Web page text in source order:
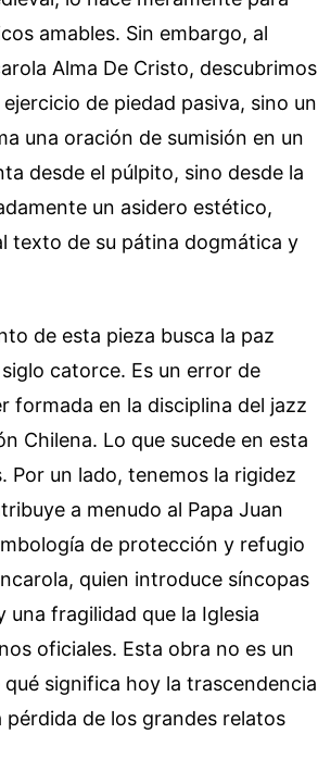
amables. Sin embargo, al
Alma De Cristo, descubrimos
de piedad pasiva, sino un
una oración de sumisión en un
desde el púlpito, sino desde la
un asidero estético,
texto de su pátina dogmática y
de esta pieza busca la paz
catorce. Es un error de
formada en la disciplina del jazz
Chilena. Lo que sucede en esta
un lado, tenemos la rigidez
a menudo al Papa Juan
de protección y refugio
quien introduce síncopas
una fragilidad que la Iglesia
oficiales. Esta obra no es un
significa hoy la trascendencia
de los grandes relatos